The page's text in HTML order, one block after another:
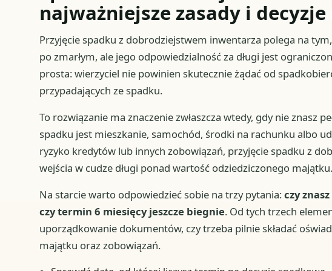
najważniejsze zasady i
Przyjęcie spadku z dobrodziejstwem inwentarza polega na
po zmarłym, ale jego odpowiedzialność za długi jest
prosta: wierzyciel nie powinien skutecznie żądać od
przypadających ze spadku.
To rozwiązanie ma znaczenie zwłaszcza wtedy, gdy nie znasz
spadku jest mieszkanie, samochód, środki na rachunku albo
ryzyko kredytów lub innych zobowiązań, przyjęcie spadku z
wejścia w cudze długi ponad wartość odziedziczonego majątku.
Na starcie warto odpowiedzieć sobie na trzy pytania:czy
czy termin 6 miesięcy jeszcze biegnie. Od tych trzech
uporządkowanie dokumentów, czy trzeba pilnie składać
majątku oraz zobowiązań.